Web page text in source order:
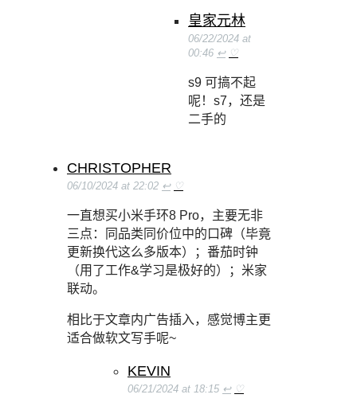
皇家元林
06/22/2024 at
00:46 ↩ ♡
s9 可搞不起
呢！s7，还是
二手的
CHRISTOPHER
06/10/2024 at 22:02 ↩ ♡
一直想买小米手环8 Pro，主要无非
三点：同品类同价位中的口碑（毕竟
更新换代这么多版本）；番茄时钟
（用了工作&学习是极好的）；米家
联动。
相比于文章内广告插入，感觉博主更
适合做软文写手呢~
KEVIN
06/21/2024 at 18:15 ↩ ♡